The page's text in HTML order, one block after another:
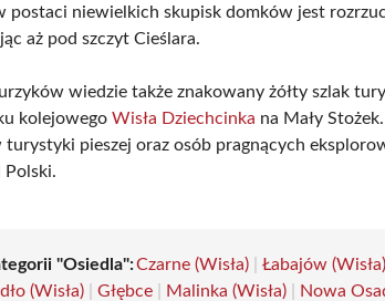
postaci niewielkich skupisk domków jest
aż pod szczyt Cieślara.
wiedzie także znakowany żółty szlak
kolejowegoWisła Dziechcinka na Mały
turystyki pieszej oraz osób pragnących
Polski.
"Osiedla":Czarne (Wisła) |Łabajów (Wisła)
(Wisła) |Głębce Malinka (Wisła)
Nowa